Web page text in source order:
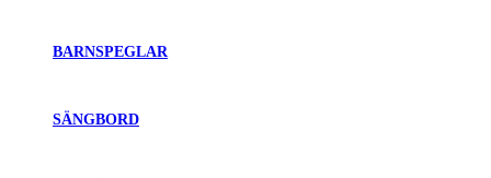
BARNSPEGLAR
SÄNGBORD